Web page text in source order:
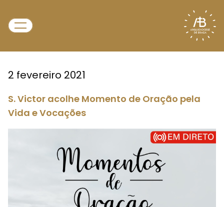
2 fevereiro 2021
S. Victor acolhe Momento de Oração pela
Vida e Vocações